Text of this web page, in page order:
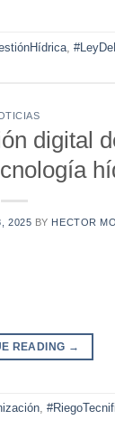
digital
2025 BY HECTOR
READING →
,